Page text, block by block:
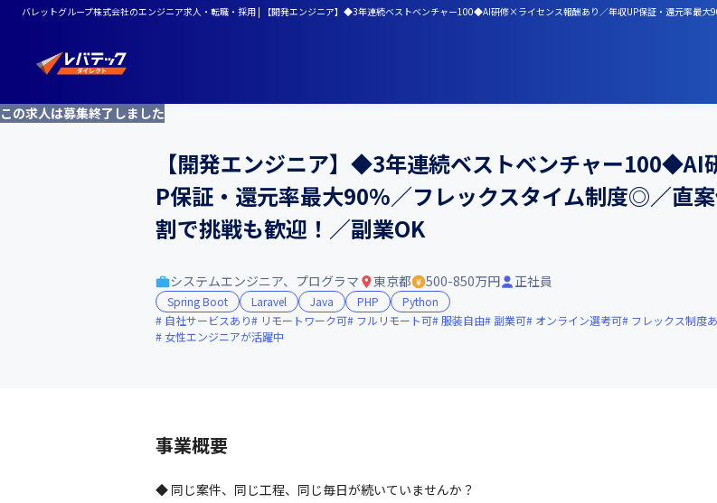
バレットグループ株式会社のエンジニア求人・転職・採用 | 【開発エンジニア】◆3年連続ベストベンチャー100◆AI研修×ライセンス報酬あり／年収UP保証・還元率最
この求人は募集終了しました
【開発エンジニア】◆3年連続ベストベンチャー
P保証・還元率最大90%／フレックスタイム制度◎／直
割で挑戦も歓迎！／副業OK
システムエンジニア、プログラマ 東京都 500-850万円 正社員
Spring Boot Laravel Java PHP
Python
自社サービスあり
リモートワーク可 フルリモート可 服装自由 副業可 オンライン選考可 フレックス制度
女性エンジニアが活躍中
事業概要
◆ 同じ案件、同じ工程、同じ毎日が続いていませんか？